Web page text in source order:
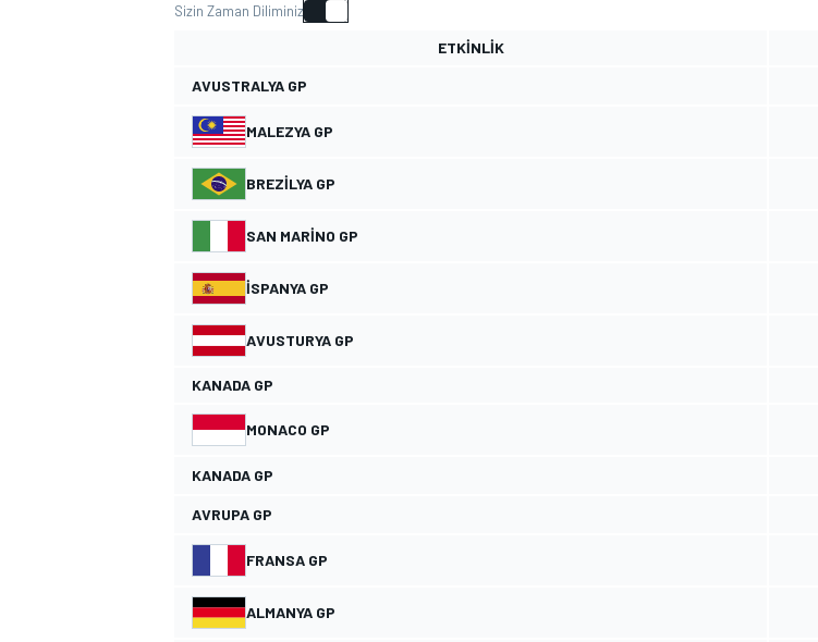
WORLD SUPERBIKE
Sizin Zaman Diliminiz
ETKINLIK
AVUSTRALYA GP
MALEZYA GP
BREZILYA GP
SAN MARINO GP
İSPANYA GP
AVUSTURYA GP
KANADA GP
MONACO GP
KANADA GP
AVRUPA GP
FRANSA GP
ALMANYA GP